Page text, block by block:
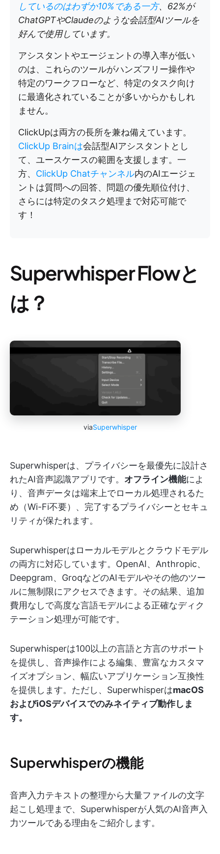
しているのはわずか10%である一方、62%が
ChatGPTやClaudeのような会話型AIツールを
好んで使用しています。
アシスタントやエージェントの導入率が低い
のは、これらのツールがハンズフリー操作や
特定のワークフローなど、特定のタスク向け
に最適化されていることが多いからかもしれ
ません。
ClickUpは両方の長所を兼ね備えています。
ClickUp Brainは会話型AIアシスタントとし
て、ユースケースの範囲を支援します。一
方、 ClickUp Chatチャンネル内のAIエージェ
ントは質問への回答、問題の優先順位付け、
さらには特定のタスク処理まで対応可能で
す！
Superwhisper Flowと
は？
viaSuperwhisper
Superwhisperは、プライバシーを最優先に設計さ
れたAI音声認識アプリです。 オフライン機能によ
り、音声データは端末上でローカル処理されるた
め（Wi-Fi不要）、完了するプライバシーとセキュ
リティが保たれます。
Superwhisperはローカルモデルとクラウドモデル
の両方に対応しています。OpenAI、Anthropic、
Deepgram、GroqなどのAIモデルやその他のツー
ルに無制限にアクセスできます。その結果、追加
費用なしで高度な言語モデルによる正確なディク
テーション処理が可能です。
Superwhisperは100以上の言語と方言のサポート
を提供し、音声操作による編集、豊富なカスタマ
イズオプション、幅広いアプリケーション互換性
を提供します。ただし、SuperwhisperはmacOS
およびiOSデバイスでのみネイティブ動作しま
す。
Superwhisperの機能
音声入力テキストの整理から大量ファイルの文字
起こし処理まで、Superwhisperが人気のAI音声入
力ツールである理由をご紹介します。